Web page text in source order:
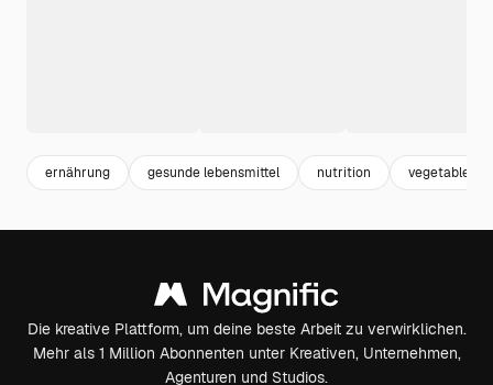
ernährung gesunde lebensmittel nutrition vegetables
Die kreative Plattform, um deine beste Arbeit zu verwirklichen.
Mehr als 1 Million Abonnenten unter Kreativen, Unternehmen,
Agenturen und Studios.